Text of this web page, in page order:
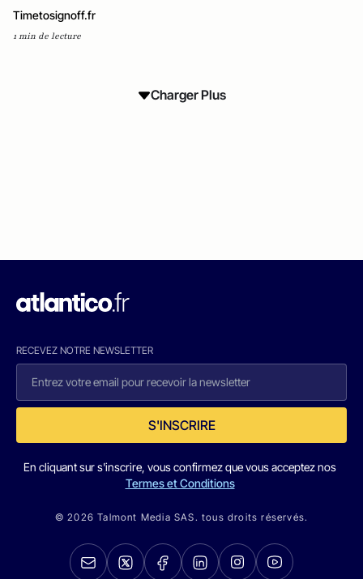
Timetosignoff.fr
1 min de lecture
Charger Plus
RECEVEZ NOTRE NEWSLETTER
S'INSCRIRE
En cliquant sur s'inscrire, vous confirmez que vous acceptez nos
Termes et Conditions
© 2026 Talmont Media SAS. tous droits réservés.